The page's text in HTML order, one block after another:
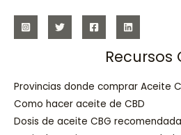
Recursos
Provincias donde comprar Aceite
Como hacer aceite de CBD
Dosis de aceite CBG recomendada